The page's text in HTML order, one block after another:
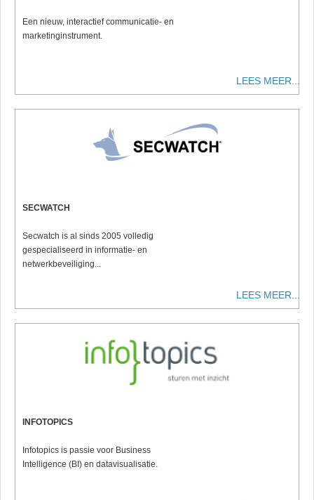
Een nieuw, interactief communicatie- en
marketinginstrument.
LEES MEER...
SECWATCH
Secwatch is al sinds 2005 volledig
gespecialiseerd in informatie- en
netwerkbeveiliging...
LEES MEER...
INFOTOPICS
Infotopics is passie voor Business
Intelligence (BI) en datavisualisatie.